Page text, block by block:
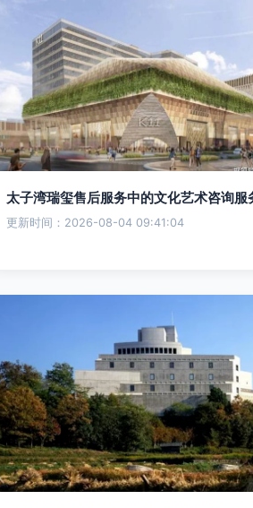
太子湾瑞玺售后服务中的文化艺术咨询服
更新时间：2026-08-04 09:41:04